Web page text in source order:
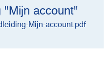
"Mijn account"
Mijn-account.pdf